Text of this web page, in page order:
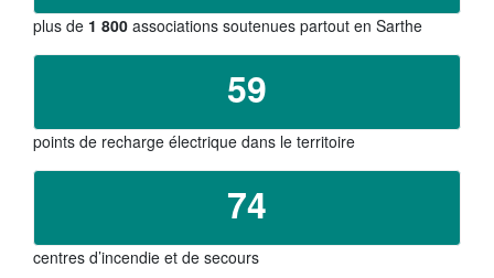
2021-2025 : 4 ans d'actions !
Recrutement et emploi
Les services en ligne
Contacter le Département
plus de 1 800 associations soutenues partout en Sarthe
59
points de recharge électrique dans le territoire
74
centres d’incendie et de secours